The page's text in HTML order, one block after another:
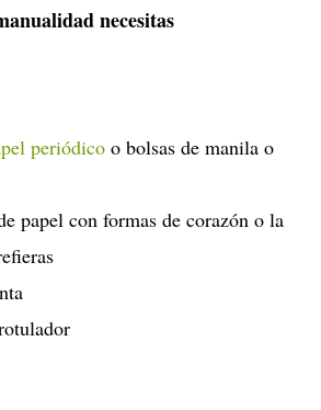
necesitas
periódico o bolsas de manila o
papel con formas de corazón o la